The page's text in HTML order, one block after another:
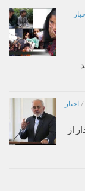
/ اخبار
از